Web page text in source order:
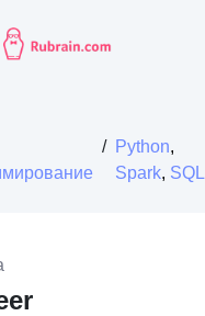
/ Python,
Spark, SQL